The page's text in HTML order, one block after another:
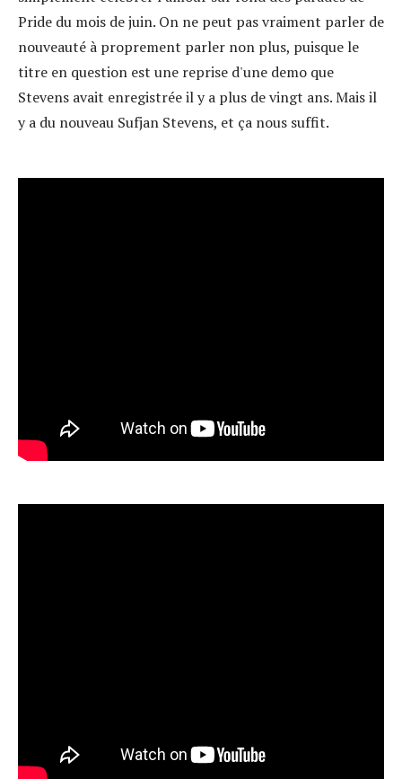
Pride du mois de juin. On ne peut pas vraiment parler de
nouveauté à proprement parler non plus, puisque le
titre en question est une reprise d'une demo que
Stevens avait enregistrée il y a plus de vingt ans. Mais il
y a du nouveau Sufjan Stevens, et ça nous suffit.